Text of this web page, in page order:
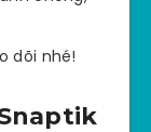
dõi nhé!